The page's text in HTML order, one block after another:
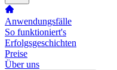
Anwendungsfälle
So funktioniert's
Erfolgsgeschichten
Preise
Über uns